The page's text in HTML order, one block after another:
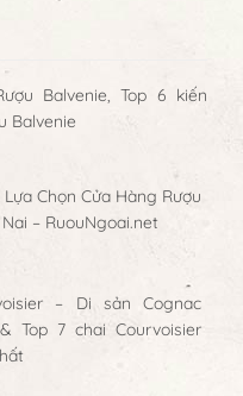
Balvenie, Top 6 kiến
Balvenie
Chọn Cửa Hàng Rượu
– RuouNgoai.net
– Di sản Cognac
Top 7 chai Courvoisier